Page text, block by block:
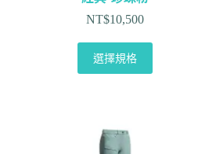
NT$10,500
選擇規格